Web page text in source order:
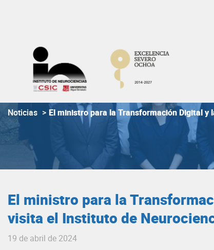
Noticias > El ministro para la Transformación Digital y
El ministro para la
visita el Instituto de
19 de abril de 2024